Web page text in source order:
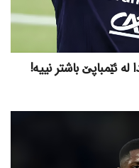
ئێمباپێ باشتر نییە!